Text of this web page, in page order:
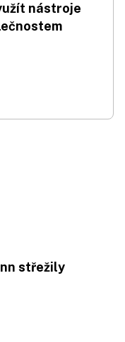
nástroje
střežily